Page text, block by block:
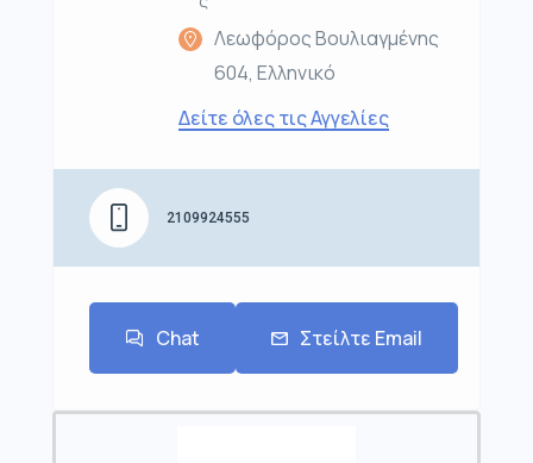
Λεωφόρος Βουλιαγμένης
604, Ελληνικό
Δείτε όλες τις Αγγελίες
2109924555
Chat Στείλτε Email